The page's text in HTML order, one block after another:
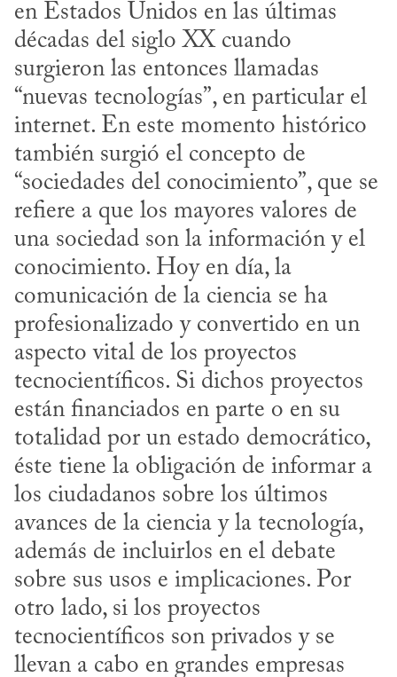
en Estados Unidos en las últimas
décadas del siglo XX cuando
surgieron las entonces llamadas
“nuevas tecnologías”, en particular el
internet. En este momento histórico
también surgió el concepto de
“sociedades del conocimiento”, que se
refiere a que los mayores valores de
una sociedad son la información y el
conocimiento. Hoy en día, la
comunicación de la ciencia se ha
profesionalizado y convertido en un
aspecto vital de los proyectos
tecnocientíficos. Si dichos proyectos
están financiados en parte o en su
totalidad por un estado democrático,
éste tiene la obligación de informar a
los ciudadanos sobre los últimos
avances de la ciencia y la tecnología,
además de incluirlos en el debate
sobre sus usos e implicaciones. Por
otro lado, si los proyectos
tecnocientíficos son privados y se
llevan a cabo en grandes empresas